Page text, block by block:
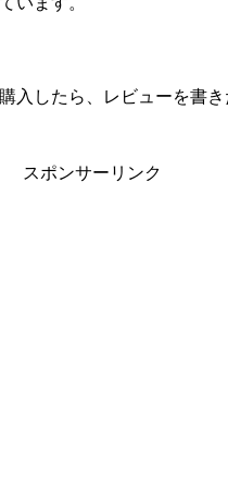
入したら、レビューを書
スポンサーリンク